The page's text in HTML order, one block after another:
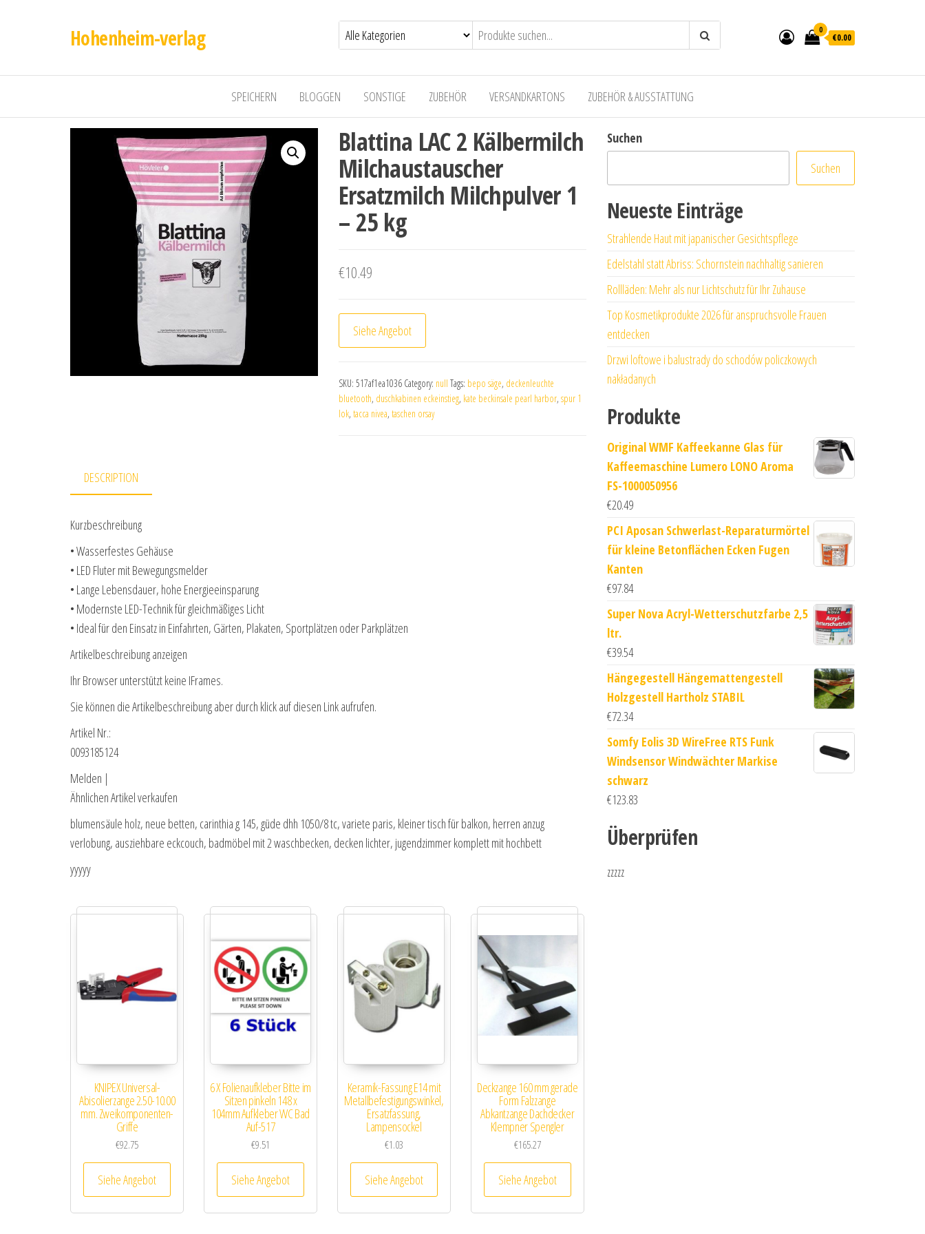
Hohenheim-verlag 0
€0.00
SPEICHERN BLOGGEN SONSTIGE ZUBEHÖR VERSANDKARTONS ZUBEHÖR & AUSSTATTUNG
Blattina LAC 2 Kälbermilch
Milchaustauscher
Ersatzmilch Milchpulver 1
– 25 kg
€10.49
Siehe Angebot
SKU: 517af1ea1036 Category: null Tags: bepo säge, deckenleuchte
bluetooth, duschkabinen eckeinstieg, kate beckinsale pearl harbor, spur 1
lok, tacca nivea, taschen orsay
DESCRIPTION
Kurzbeschreibung
• Wasserfestes Gehäuse
• LED Fluter mit Bewegungsmelder
• Lange Lebensdauer, hohe Energieeinsparung
• Modernste LED-Technik für gleichmäßiges Licht
• Ideal für den Einsatz in Einfahrten, Gärten, Plakaten, Sportplätzen oder Parkplätzen
Artikelbeschreibung anzeigen
Ihr Browser unterstützt keine IFrames.
Sie können die Artikelbeschreibung aber durch klick auf diesen Link aufrufen.
Artikel Nr.:
0093185124
Melden |
Ähnlichen Artikel verkaufen
blumensäule holz, neue betten, carinthia g 145, güde dhh 1050/8 tc, variete paris, kleiner tisch für balkon, herren anzug
verlobung, ausziehbare eckcouch, badmöbel mit 2 waschbecken, decken lichter, jugendzimmer komplett mit hochbett
yyyyy
KNIPEX Universal-
Abisolierzange 2.50-10.00
mm. Zweikomponenten-
Griffe
€92.75
Siehe Angebot
6 X Folienaufkleber Bitte im
Sitzen pinkeln 148 x
104mm Aufkleber WC Bad
Auf-517
€9.51
Siehe Angebot
Keramik-Fassung E14 mit
Metallbefestigungswinkel,
Ersatzfassung,
Lampensockel
€1.03
Siehe Angebot
Deckzange 160 mm gerade
Form Falzzange
Abkantzange Dachdecker
Klempner Spengler
€165.27
Siehe Angebot
Suchen
Suchen
Neueste Einträge
Strahlende Haut mit japanischer Gesichtspflege
Edelstahl statt Abriss: Schornstein nachhaltig sanieren
Rollläden: Mehr als nur Lichtschutz für Ihr Zuhause
Top Kosmetikprodukte 2026 für anspruchsvolle Frauen
entdecken
Drzwi loftowe i balustrady do schodów policzkowych
nakładanych
Produkte
Original WMF Kaffeekanne Glas für
Kaffeemaschine Lumero LONO Aroma
FS-1000050956
€20.49
PCI Aposan Schwerlast-Reparaturmörtel
für kleine Betonflächen Ecken Fugen
Kanten
€97.84
Super Nova Acryl-Wetterschutzfarbe 2,5
ltr.
€39.54
Hängegestell Hängemattengestell
Holzgestell Hartholz STABIL
€72.34
Somfy Eolis 3D WireFree RTS Funk
Windsensor Windwächter Markise
schwarz
€123.83
Überprüfen
zzzzz